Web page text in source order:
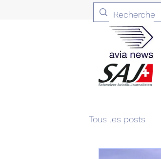
Tous les posts